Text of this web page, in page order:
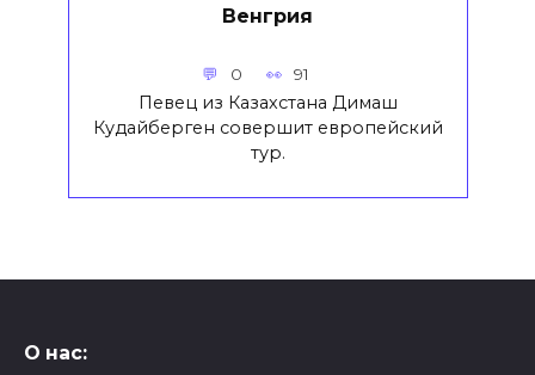
Венгрия
0 91
Певец из Казахстана Димаш
Кудайберген совершит европейский
тур.
О нас: